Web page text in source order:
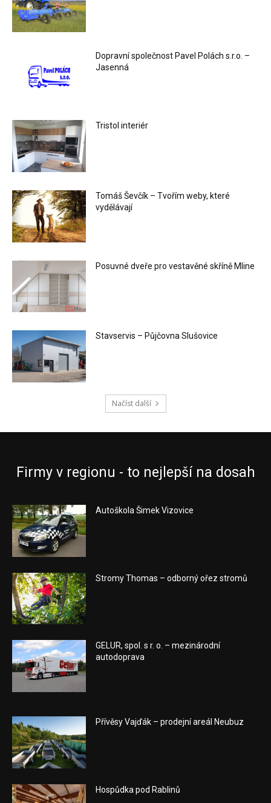
Dopravní společnost Pavel Polách s.r.o. –
Jasenná
Tristol interiér
Tomáš Ševčík – Tvořím weby, které
vydělávají
Posuvné dveře pro vestavěné skříně Mline
Stavservis – Půjčovna Slušovice
Načíst další
Firmy v regionu - to nejlepší na dosah
Autoškola Šimek Vizovice
Stromy Thomas – odborný ořez stromů
GELUR, spol. s r. o. – mezinárodní
autodoprava
Přívěsy Vajďák – prodejní areál Neubuz
Hospůdka pod Rablinů